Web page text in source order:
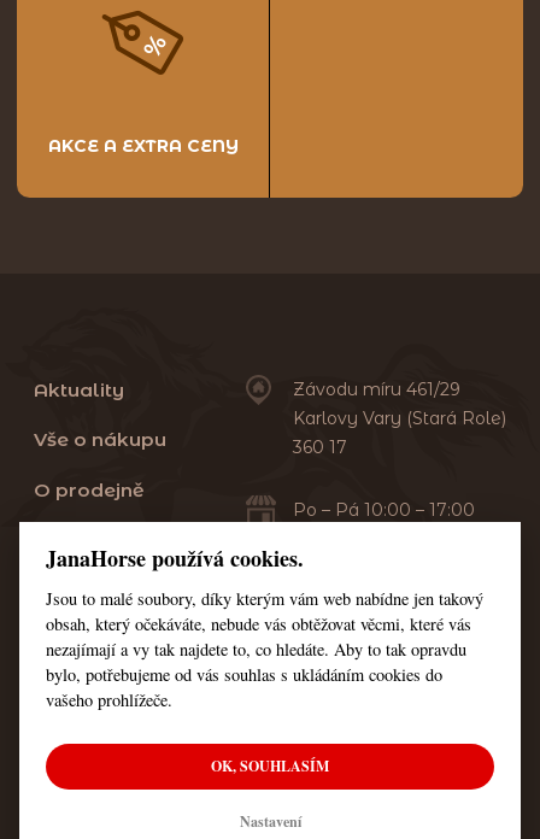
AKCE A EXTRA CENY
Aktuality
Vše o nákupu
O prodejně
Servis
Kontakt
Nastavení cookies
Závodu míru 461/29
Karlovy Vary (Stará Role)
360 17
Po – Pá 10:00 – 17:00
+420 353 549 410
+420 608 444 378
© Všechna práva vyhrazena JanaHorse
JanaHorse používá cookies.
Jsou to malé soubory, díky kterým vám web nabídne jen takový
obsah, který očekáváte, nebude vás obtěžovat věcmi, které vás
nezajímají a vy tak najdete to, co hledáte. Aby to tak opravdu
bylo, potřebujeme od vás souhlas s ukládáním cookies do
vašeho prohlížeče.
OK, SOUHLASÍM
Nastavení